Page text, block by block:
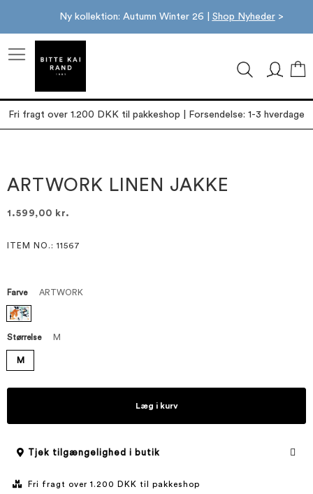
Ny kollektion: Autumn Winter 26 | Shop Nyheder>
Fri fragt over 1.200 DKK til pakkeshop | Forsendelse: 1-3 hverdage
slutningen
af
starten
af
ARTWORK LINEN JAKKE
1.599,00 kr.
ITEM NO. : 11567
Farve ARTWORK
Størrelse M
M
Læg i kurv
Tjek tilgængelighed i butik
Fri fragt over 1.200 DKK til pakkeshop